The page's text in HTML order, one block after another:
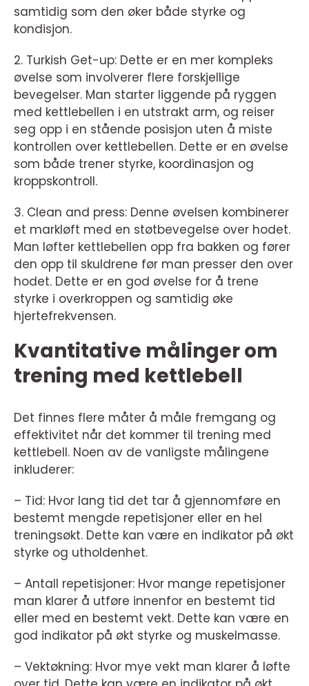
samtidig som den øker både styrke og
kondisjon.
2. Turkish Get-up: Dette er en mer kompleks
øvelse som involverer flere forskjellige
bevegelser. Man starter liggende på ryggen
med kettlebellen i en utstrakt arm, og reiser
seg opp i en stående posisjon uten å miste
kontrollen over kettlebellen. Dette er en øvelse
som både trener styrke, koordinasjon og
kroppskontroll.
3. Clean and press: Denne øvelsen kombinerer
et markløft med en støtbevegelse over hodet.
Man løfter kettlebellen opp fra bakken og fører
den opp til skuldrene før man presser den over
hodet. Dette er en god øvelse for å trene
styrke i overkroppen og samtidig øke
hjertefrekvensen.
Kvantitative målinger om
trening med kettlebell
Det finnes flere måter å måle fremgang og
effektivitet når det kommer til trening med
kettlebell. Noen av de vanligste målingene
inkluderer:
– Tid: Hvor lang tid det tar å gjennomføre en
bestemt mengde repetisjoner eller en hel
treningsøkt. Dette kan være en indikator på økt
styrke og utholdenhet.
– Antall repetisjoner: Hvor mange repetisjoner
man klarer å utføre innenfor en bestemt tid
eller med en bestemt vekt. Dette kan være en
god indikator på økt styrke og muskelmasse.
– Vektøkning: Hvor mye vekt man klarer å løfte